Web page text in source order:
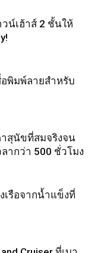
น์เฮ้าส์ 2 ชั้นให้
พิมพ์ลายสำหรับ
สุนัขที่สมจริงจน
ากว่า 500 ชั่วโมง
เรือจากน้ำแข็งที่